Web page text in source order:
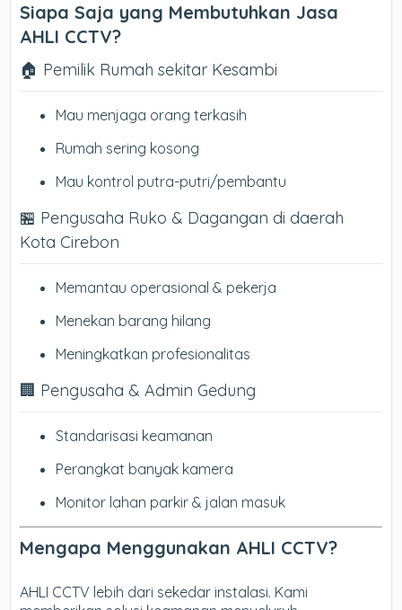
Siapa Saja yang Membutuhkan Jasa
AHLI CCTV?
🏠 Pemilik Rumah sekitar Kesambi
Mau menjaga orang terkasih
Rumah sering kosong
Mau kontrol putra-putri/pembantu
🏪 Pengusaha Ruko & Dagangan di daerah
Kota Cirebon
Memantau operasional & pekerja
Menekan barang hilang
Meningkatkan profesionalitas
🏢 Pengusaha & Admin Gedung
Standarisasi keamanan
Perangkat banyak kamera
Monitor lahan parkir & jalan masuk
Mengapa Menggunakan AHLI CCTV?
AHLI CCTV lebih dari sekedar instalasi. Kami